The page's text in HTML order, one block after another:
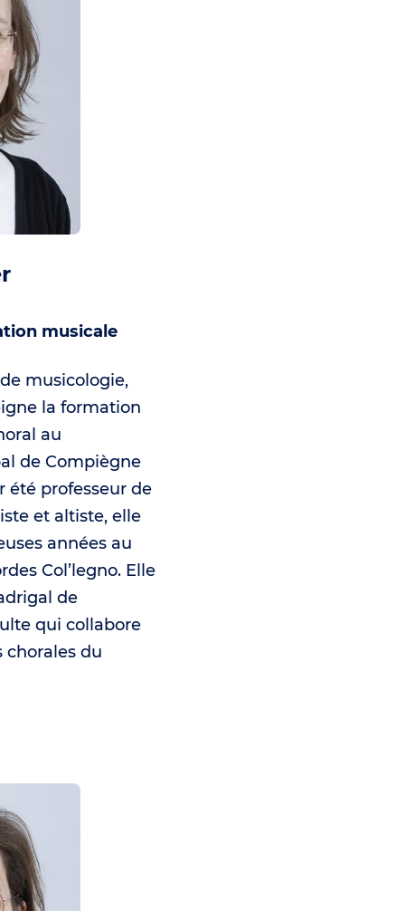
musicale
musicologie,
la formation
au
de Compiègne
été professeur de
et altiste, elle
années au
Col’legno. Elle
de
qui collabore
chorales du